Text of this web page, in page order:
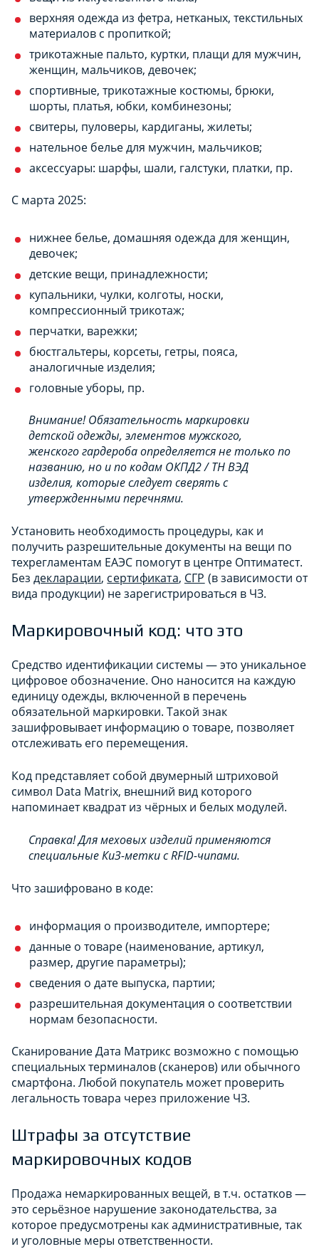
верхняя одежда из фетра, нетканых, текстильных
материалов с пропиткой;
трикотажные пальто, куртки, плащи для мужчин,
женщин, мальчиков, девочек;
спортивные, трикотажные костюмы, брюки,
шорты, платья, юбки, комбинезоны;
свитеры, пуловеры, кардиганы, жилеты;
нательное белье для мужчин, мальчиков;
аксессуары: шарфы, шали, галстуки, платки, пр.
С марта 2025:
нижнее белье, домашняя одежда для женщин,
девочек;
детские вещи, принадлежности;
купальники, чулки, колготы, носки,
компрессионный трикотаж;
перчатки, варежки;
бюстгальтеры, корсеты, гетры, пояса,
аналогичные изделия;
головные уборы, пр.
Внимание! Обязательность маркировки
детской одежды, элементов мужского,
женского гардероба определяется не только по
названию, но и по кодам ОКПД2 / ТН ВЭД
изделия, которые следует сверять с
утвержденными перечнями.
Установить необходимость процедуры, как и
получить разрешительные документы на вещи по
техрегламентам ЕАЭС помогут в центре Оптиматест.
Без декларации, сертификата, СГР (в зависимости от
вида продукции) не зарегистрироваться в ЧЗ.
Маркировочный код: что это
Средство идентификации системы — это уникальное
цифровое обозначение. Оно наносится на каждую
единицу одежды, включенной в перечень
обязательной маркировки. Такой знак
зашифровывает информацию о товаре, позволяет
отслеживать его перемещения.
Код представляет собой двумерный штриховой
символ Data Matrix, внешний вид которого
напоминает квадрат из чёрных и белых модулей.
Справка! Для меховых изделий применяются
специальные КиЗ-метки с RFID-чипами.
Что зашифровано в коде:
информация о производителе, импортере;
данные о товаре (наименование, артикул,
размер, другие параметры);
сведения о дате выпуска, партии;
разрешительная документация о соответствии
нормам безопасности.
Сканирование Дата Матрикс возможно с помощью
специальных терминалов (сканеров) или обычного
смартфона. Любой покупатель может проверить
легальность товара через приложение ЧЗ.
Штрафы за отсутствие
маркировочных кодов
Продажа немаркированных вещей, в т.ч. остатков —
это серьёзное нарушение законодательства, за
которое предусмотрены как административные, так
и уголовные меры ответственности.